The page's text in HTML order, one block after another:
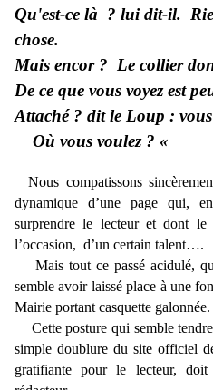
Qu'est-ce là ? lui dit-il.
chose.
Mais encor ? Le collier
De ce que vous voyez est
Attaché ? dit le Loup :
Où vous voulez ? «
Nous compatissons
dynamique d’une page qui,
surprendre le lecteur et dont le
l’occasion, d’un certain talent….
Mais tout ce passé acidulé,
semble avoir laissé place à une
Mairie portant casquette
Cette posture qui semble
simple doublure du site officiel
gratifiante pour le lecteur,